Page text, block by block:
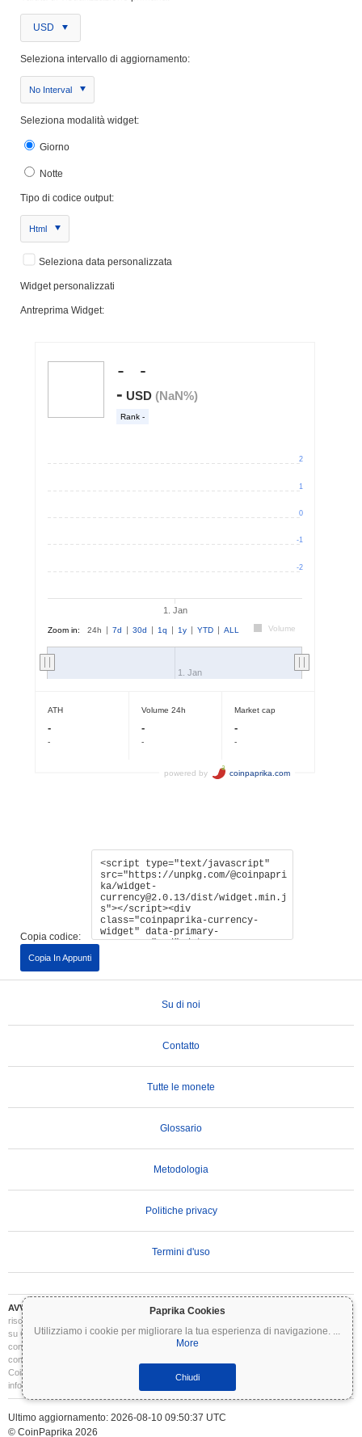
Paprika Cookies
Utilizziamo i cookie per migliorare la tua esperienza di navigazione. ...
More
Chiudi
USD
Seleziona intervallo di aggiornamento:
No Interval
Seleziona modalità widget:
Giorno
Notte
Tipo di codice output:
Html
Seleziona data personalizzata
Widget personalizzati
Antreprima Widget:
Copia codice:
Copia In Appunti
Su di noi
Contatto
Tutte le monete
Glossario
Metodologia
Politiche privacy
Termini d'uso
AVVERTENZA IMPORTANTE:
Le criptovalute sono altamente volatili e comportano
rischi significativi. Potresti perdere parte o tutto il tuo investimento. Tutte le informazioni
su Coinpaprika sono fornite esclusivamente a scopo informativo e non costituiscono
consulenza finanziaria o di investimento. Conduci sempre le tue ricerche (DYOR) e
consulta un consulente finanziario qualificato prima di prendere decisioni di investimento.
Coinpaprika non è responsabile per eventuali perdite derivanti dall'uso di queste
informazioni.
Ultimo aggiornamento: 2026-08-10 09:50:37 UTC
© CoinPaprika 2026